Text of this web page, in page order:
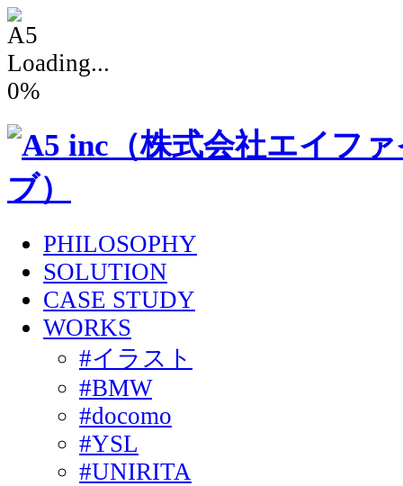
Loading...
0%
PHILOSOPHY
SOLUTION
CASE STUDY
WORKS
#イラスト
#BMW
#docomo
#YSL
#UNIRITA